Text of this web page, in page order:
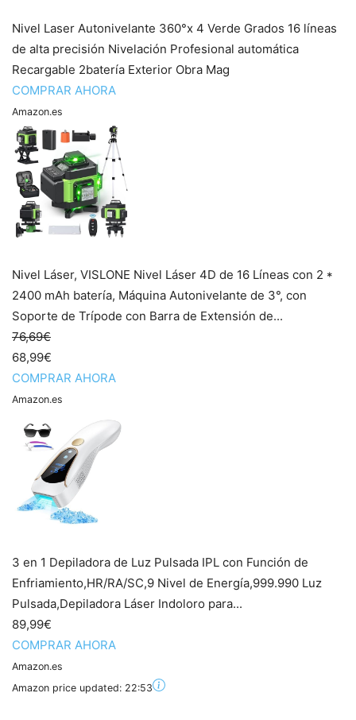
Nivel Laser Autonivelante 360°x 4 Verde Grados 16 líneas
de alta precisión Nivelación Profesional automática
Recargable 2batería Exterior Obra Mag
COMPRAR AHORA
Amazon.es
Nivel Láser, VISLONE Nivel Láser 4D de 16 Líneas con 2 *
2400 mAh batería, Máquina Autonivelante de 3°, con
Soporte de Trípode con Barra de Extensión de...
76,69€
68,99€
COMPRAR AHORA
Amazon.es
3 en 1 Depiladora de Luz Pulsada IPL con Función de
Enfriamiento,HR/RA/SC,9 Nivel de Energía,999.990 Luz
Pulsada,Depiladora Láser Indoloro para...
89,99€
COMPRAR AHORA
Amazon.es
Amazon price updated: 22:53